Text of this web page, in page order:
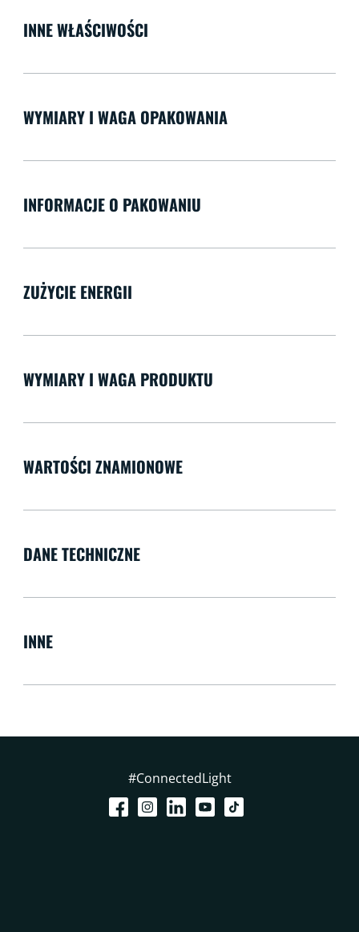
INNE WŁAŚCIWOŚCI
WYMIARY I WAGA OPAKOWANIA
INFORMACJE O PAKOWANIU
ZUŻYCIE ENERGII
WYMIARY I WAGA PRODUKTU
WARTOŚCI ZNAMIONOWE
DANE TECHNICZNE
INNE
#ConnectedLight